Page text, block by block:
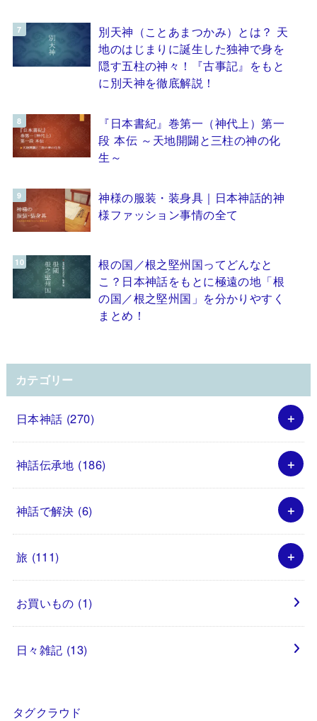
別天神（ことあまつかみ）とは？ 天
地のはじまりに誕生した独神で身を
隠す五柱の神々！『古事記』をもと
に別天神を徹底解説！
『日本書紀』巻第一（神代上）第一
段 本伝 ～天地開闢と三柱の神の化
生～
神様の服装・装身具｜日本神話的神
様ファッション事情の全て
根の国／根之堅州国ってどんなと
こ？日本神話をもとに極遠の地「根
の国／根之堅州国」を分かりやすく
まとめ！
カテゴリー
日本神話 (270)
神話伝承地 (186)
神話で解決 (6)
旅 (111)
お買いもの (1)
日々雑記 (13)
タグクラウド